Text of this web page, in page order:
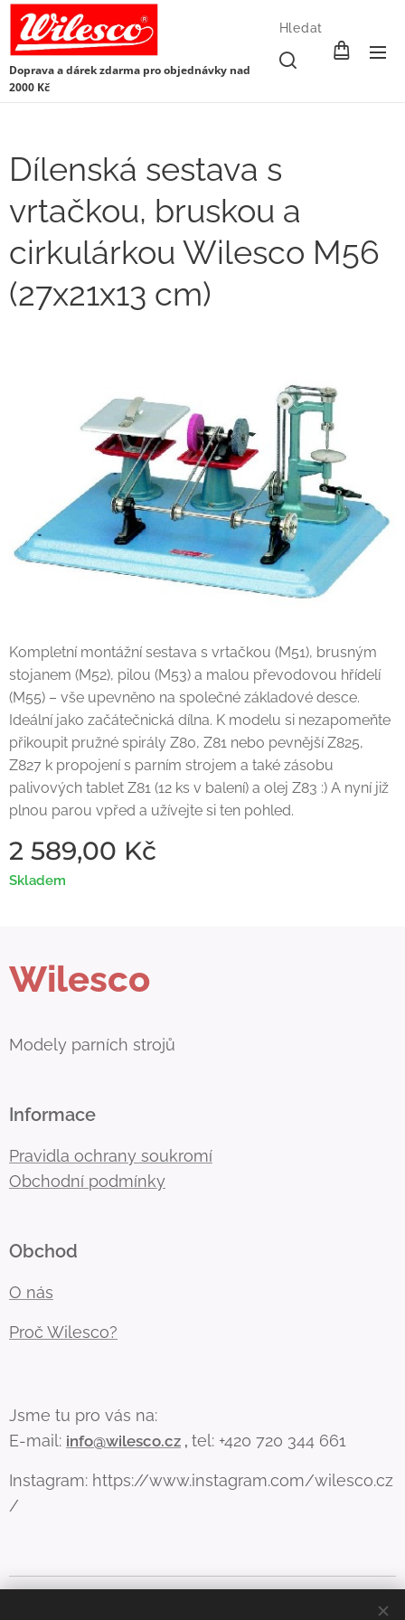
Doprava a dárek zdarma pro objednávky nad
2000 Kč
Hledat
Dílenská sestava s
vrtačkou, bruskou a
cirkulárkou Wilesco M56
(27x21x13 cm)
Kompletní montážní sestava s vrtačkou (M51), brusným
stojanem (M52), pilou (M53) a malou převodovou hřídelí
(M55) – vše upevněno na společné základové desce.
Ideální jako začátečnická dílna. K modelu si nezapomeňte
přikoupit pružné spirály Z80, Z81 nebo pevnější Z825,
Z827 k propojení s parním strojem a také zásobu
palivových tablet Z81 (12 ks v balení) a olej Z83 :) A nyní již
plnou parou vpřed a užívejte si ten pohled.
2 589,00 Kč
Skladem
Wilesco
Modely parních strojů
Informace
Pravidla ochrany soukromí
Obchodní podmínky
Obchod
O nás
Proč Wilesco?
Jsme tu pro vás na:
E-mail: info@wilesco.cz , tel: +420 720 344 661
Instagram: https://www.instagram.com/wilesco.cz
/